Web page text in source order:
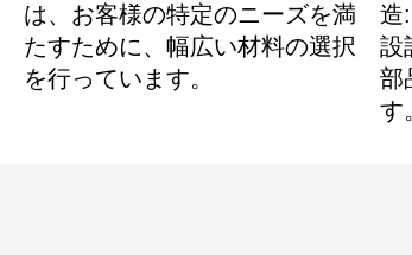
は、お客様の特定のニーズを満
たすために、幅広い材料の選択
を行っています。
造
設
部
す